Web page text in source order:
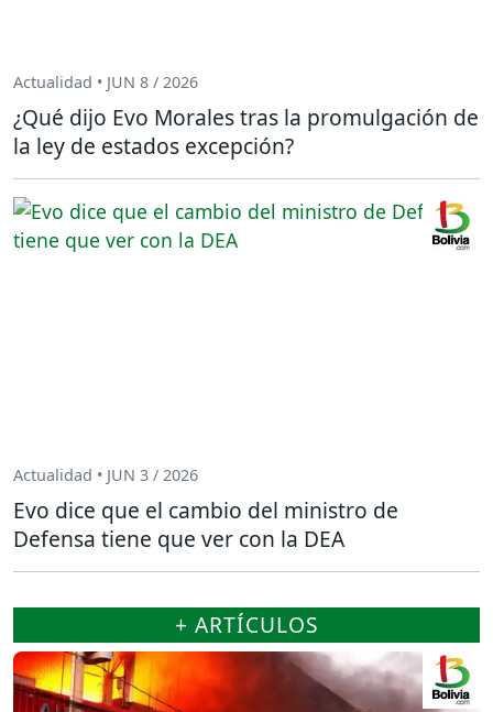
Actualidad • JUN 8 / 2026
¿Qué dijo Evo Morales tras la promulgación de
la ley de estados excepción?
Actualidad • JUN 3 / 2026
Evo dice que el cambio del ministro de
Defensa tiene que ver con la DEA
+ ARTÍCULOS